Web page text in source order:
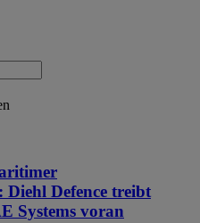
Diehl Defence treibt
Systems voran